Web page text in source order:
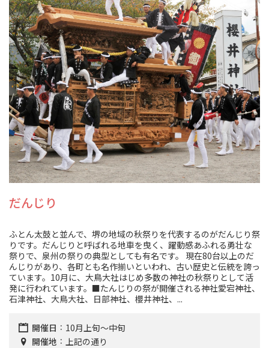
だんじり
ふとん太鼓と並んで、堺の地域の秋祭りを代表するのがだんじり祭
りです。だんじりと呼ばれる地車を曳く、躍動感あふれる勇壮な
祭りで、泉州の祭りの典型としても有名です。 現在80台以上のだ
んじりがあり、各町とも名作揃いといわれ、古い歴史と伝統を誇っ
ています。10月に、大鳥大社はじめ多数の神社の秋祭りとして活
発に行われています。■たんじりの祭が開催される神社愛宕神社、
石津神社、大鳥大社、日部神社、櫻井神社、...
開催日
10月上旬～中旬
開催地
上記の通り